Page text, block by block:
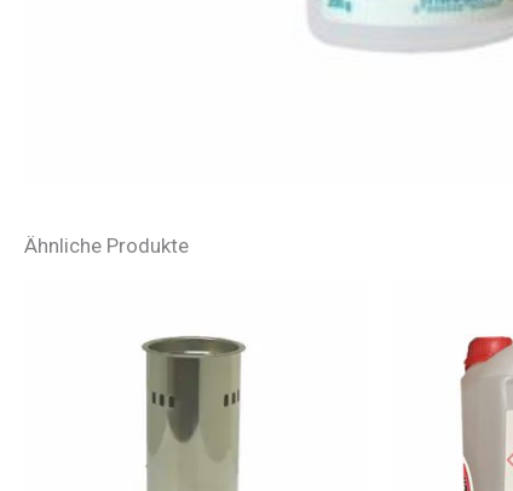
Ähnliche Produkte